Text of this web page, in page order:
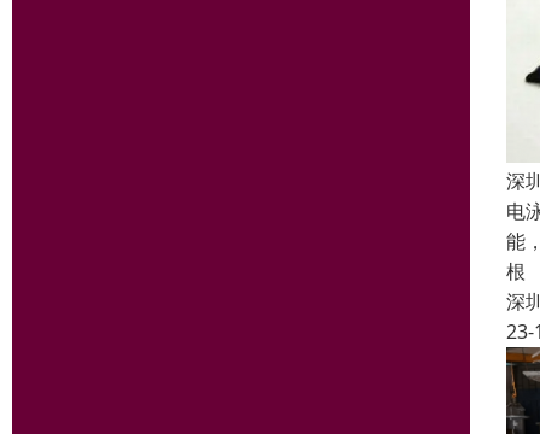
深
电
能
根
深
23-